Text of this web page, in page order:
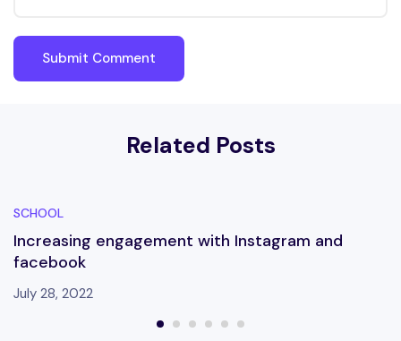
Related Posts
SCHOOL
Increasing engagement with Instagram and
facebook
July 28, 2022